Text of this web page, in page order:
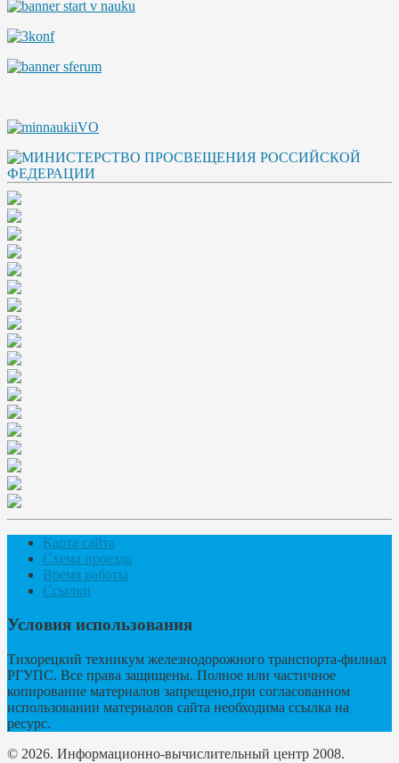
Карта сайта
Схема проезда
Время работы
Ссылки
Условия использования
Тихорецкий техникум железнодорожного транспорта-филиал
РГУПС. Все права защищены. Полное или частичное
копирование материалов запрещено,при согласованном
использовании материалов сайта необходима ссылка на
ресурс.
© 2026. Информационно-вычислительный центр 2008.